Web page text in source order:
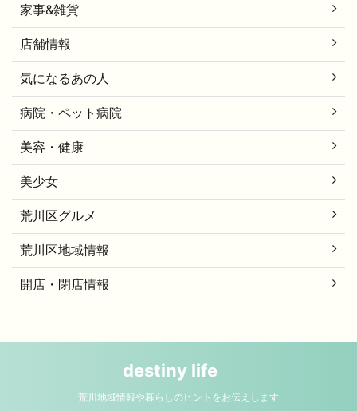
家事&雑貨
店舗情報
気になるあの人
病院・ペット病院
美容・健康
美少女
荒川区グルメ
荒川区地域情報
開店・閉店情報
destiny life
荒川地域情報や暮らしのヒントをお伝えします